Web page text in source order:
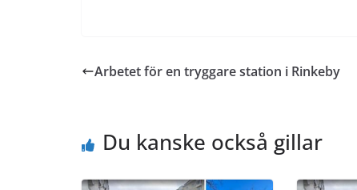
Arbetet för en tryggare station i Rinkeby
Du kanske också gillar